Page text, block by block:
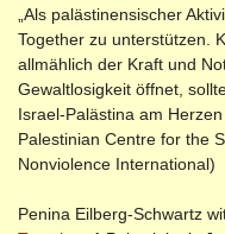
„Als palästinensischer
Together zu unterstützen.
allmählich der Kraft und
Gewaltlosigkeit öffnet,
Israel-Palästina am
Palestinian Centre for the
Nonviolence International)
Penina Eilberg-Schwartz